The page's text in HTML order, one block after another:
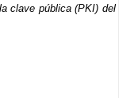
clave pública (PKI) del